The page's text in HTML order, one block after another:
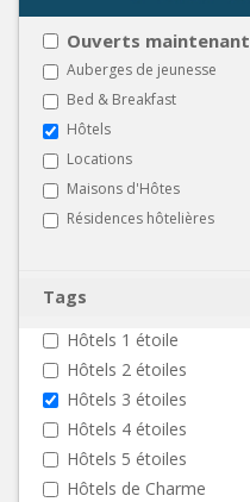
Ouverts maintenant
Auberges de jeunesse
Bed & Breakfast
Hôtels
Locations
Maisons d'Hôtes
Résidences hôtelières
Tags
Hôtels 1 étoile
Hôtels 2 étoiles
Hôtels 3 étoiles
Hôtels 4 étoiles
Hôtels 5 étoiles
Hôtels de Charme